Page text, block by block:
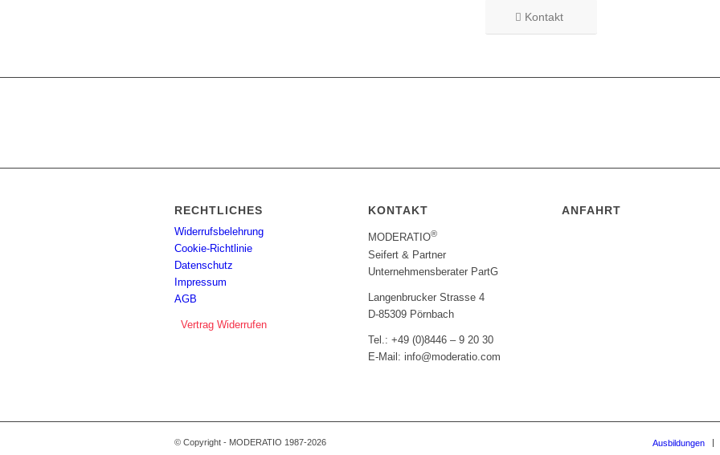
Kontakt
RECHTLICHES
Widerrufsbelehrung
Cookie-Richtlinie
Datenschutz
Impressum
AGB
Vertrag Widerrufen
KONTAKT
MODERATIO®
Seifert & Partner
Unternehmensberater PartG
Langenbrucker Strasse 4
D-85309 Pörnbach
Tel.: +49 (0)8446 – 9 20 30
E-Mail: info@moderatio.com
ANFAHRT
© Copyright - MODERATIO 1987-2026 Ausbildungen